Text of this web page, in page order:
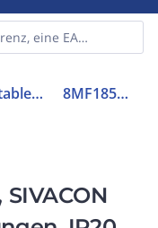
Tür/Bedientableau (Schaltschrank) 8MF18502UT251BA2
SIVACON